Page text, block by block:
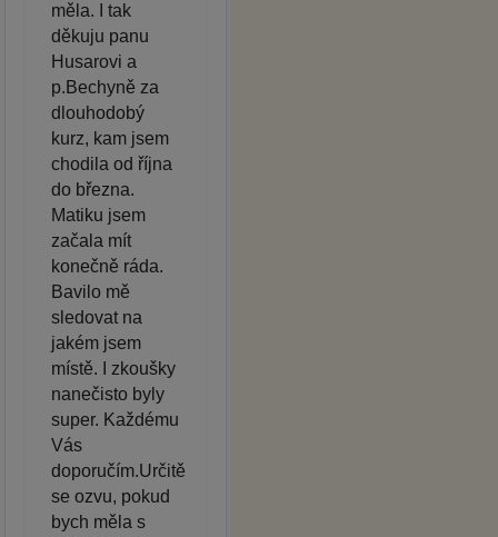
měla. I tak
děkuju panu
Husarovi a
p.Bechyně za
dlouhodobý
kurz, kam jsem
chodila od října
do března.
Matiku jsem
začala mít
konečně ráda.
Bavilo mě
sledovat na
jakém jsem
místě. I zkoušky
nanečisto byly
super. Každému
Vás
doporučím.Určitě
se ozvu, pokud
bych měla s